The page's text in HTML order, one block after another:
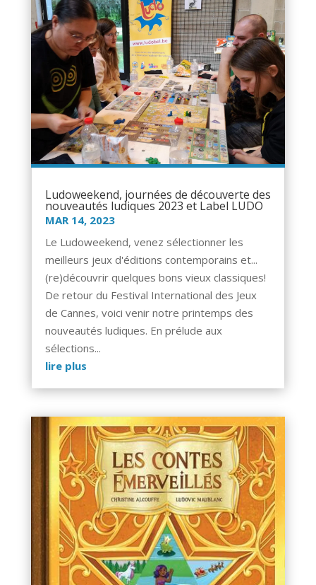
Ludoweekend, journées de découverte des
nouveautés ludiques 2023 et Label LUDO
MAR 14, 2023
Le Ludoweekend, venez sélectionner les
meilleurs jeux d'éditions contemporains et...
(re)découvrir quelques bons vieux classiques!
De retour du Festival International des Jeux
de Cannes, voici venir notre printemps des
nouveautés ludiques. En prélude aux
sélections...
lire plus